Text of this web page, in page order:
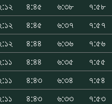
৪:৪৫ ৬:৩৮
৭:৫৮
৪:৪৫ ৬:৩৭
৭:৫৭
৪:৪৪ ৬:৩৬
৭:৫৬
৪:৪৪ ৬:৩৫
৭:৫৫
৪:৪৩ ৬:৩৪
৭:৫৪
৪:৪৩ ৬:৩৩
৭:৫৩